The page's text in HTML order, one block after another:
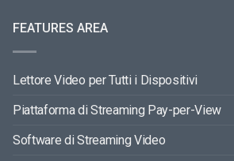
FEATURES AREA
Lettore Video per Tutti i Dispositivi
Piattaforma di Streaming Pay-per-View
Software di Streaming Video